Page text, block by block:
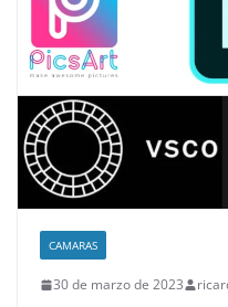
CAMARAS
30 de marzo de 2023